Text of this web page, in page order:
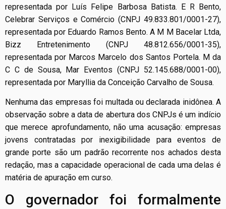
representada por Luís Felipe Barbosa Batista. E R Bento,
Celebrar Serviços e Comércio (CNPJ 49.833.801/0001-27),
representada por Eduardo Ramos Bento. A M M Bacelar Ltda,
Bizz Entretenimento (CNPJ 48.812.656/0001-35),
representada por Marcos Marcelo dos Santos Portela. M da
C C de Sousa, Mar Eventos (CNPJ 52.145.688/0001-00),
representada por Maryllia da Conceição Carvalho de Sousa.
Nenhuma das empresas foi multada ou declarada inidônea. A
observação sobre a data de abertura dos CNPJs é um indício
que merece aprofundamento, não uma acusação: empresas
jovens contratadas por inexigibilidade para eventos de
grande porte são um padrão recorrente nos achados desta
redação, mas a capacidade operacional de cada uma delas é
matéria de apuração em curso.
O governador foi formalmente